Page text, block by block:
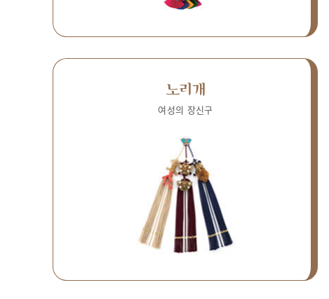
노리개
여성의 장신구